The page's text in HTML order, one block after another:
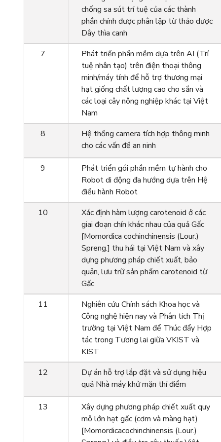
chống sa sút trí tuệ của các thành
phần chính được phân lập từ thảo dược
Dây thìa canh
7
Phát triển phần mềm dựa trên AI (Trí
tuệ nhân tạo) trên điện thoại thông
minh/máy tính để hỗ trợ thương mại
hạt giống chất lượng cao cho sắn và
các loại cây nông nghiệp khác tại Việt
Nam
8
Hệ thống camera tích hợp thông minh
cho các vấn đề an ninh
9
Phát triển gói phần mềm tự hành cho
Robot di động đa hướng dựa trên Hệ
điều hành Robot
10
Xác định hàm lượng carotenoid ở các
giai đoạn chín khác nhau của quả Gấc
[Momordica cochinchinensis (Lour.)
Spreng.] thu hái tại Việt Nam và xây
dựng phương pháp chiết xuất, bảo
quản, lưu trữ sản phẩm carotenoid từ
Gấc
11
Nghiên cứu Chính sách Khoa học và
Công nghệ hiện nay và Phân tích Thị
trường tại Việt Nam để Thúc đẩy Hợp
tác trong Tương lai giữa VKIST và
KIST
12
Dự án hỗ trợ lắp đặt và sử dụng hiệu
quả Nhà máy khử mặn thí điểm
13
Xây dựng phương pháp chiết xuất quy
mô lớn hạt gấc (cơm và màng hạt)
[Momordicacochinchinensis (Lour.)